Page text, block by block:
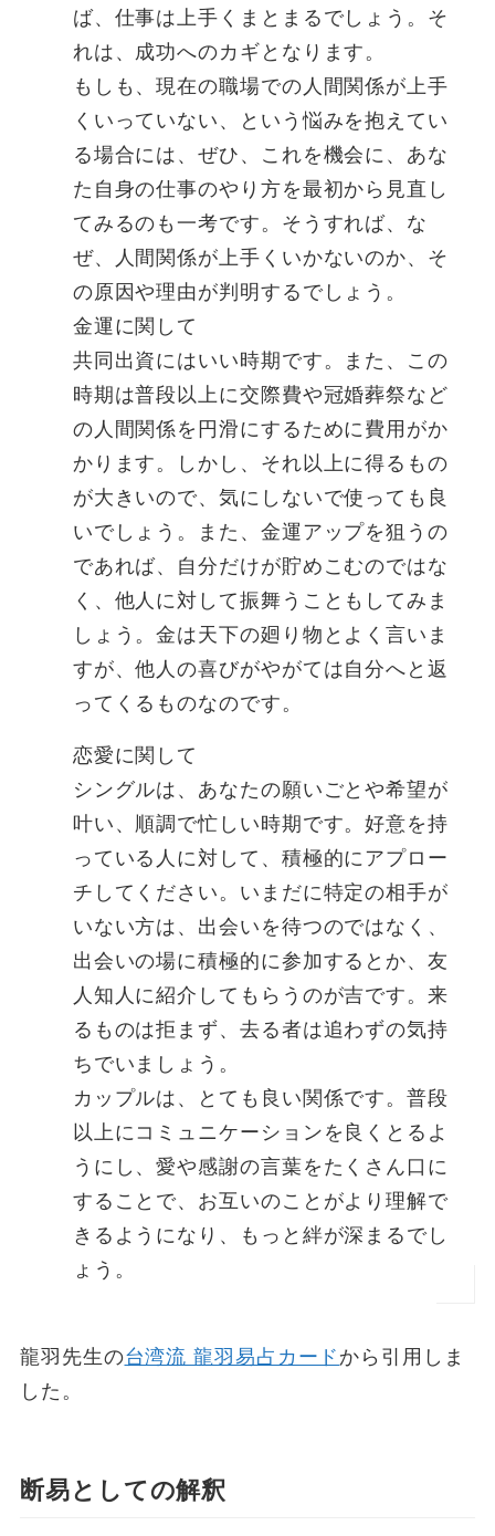
ば、仕事は上手くまとまるでしょう。そ
れは、成功へのカギとなります。
もしも、現在の職場での人間関係が上手
くいっていない、という悩みを抱えてい
る場合には、ぜひ、これを機会に、あな
た自身の仕事のやり方を最初から見直し
てみるのも一考です。そうすれば、な
ぜ、人間関係が上手くいかないのか、そ
の原因や理由が判明するでしょう。
金運に関して
共同出資にはいい時期です。また、この
時期は普段以上に交際費や冠婚葬祭など
の人間関係を円滑にするために費用がか
かります。しかし、それ以上に得るもの
が大きいので、気にしないで使っても良
いでしょう。また、金運アップを狙うの
であれば、自分だけが貯めこむのではな
く、他人に対して振舞うこともしてみま
しょう。金は天下の廻り物とよく言いま
すが、他人の喜びがやがては自分へと返
ってくるものなのです。
恋愛に関して
シングルは、あなたの願いごとや希望が
叶い、順調で忙しい時期です。好意を持
っている人に対して、積極的にアプロー
チしてください。いまだに特定の相手が
いない方は、出会いを待つのではなく、
出会いの場に積極的に参加するとか、友
人知人に紹介してもらうのが吉です。来
るものは拒まず、去る者は追わずの気持
ちでいましょう。
カップルは、とても良い関係です。普段
以上にコミュニケーションを良くとるよ
うにし、愛や感謝の言葉をたくさん口に
することで、お互いのことがより理解で
きるようになり、もっと絆が深まるでし
ょう。
龍羽先生の台湾流 龍羽易占カードから引用しま
した。
断易としての解釈